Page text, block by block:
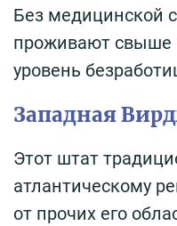
Без медицинской
проживают свыше
уровень
Западная
Этот штат
атлантическому
от прочих его